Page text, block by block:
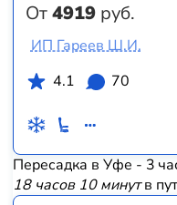
От4919 руб.
ИП Гареев Ш.И.
4.1
70
Пересадка в Уфе - 3
18 часов 10 минутв